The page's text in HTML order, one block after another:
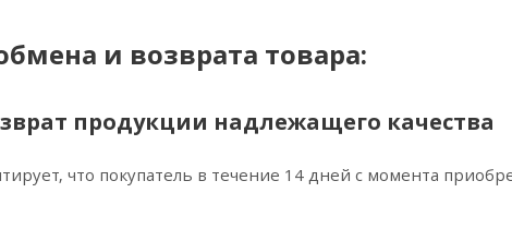
и возврата товара:
продукции надлежащего качества
что покупатель в течение 14 дней с момента